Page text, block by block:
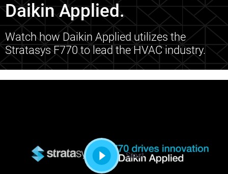
Daikin Applied.
Watch how Daikin Applied utilizes the
Stratasys F770 to lead the HVAC industry.
Start